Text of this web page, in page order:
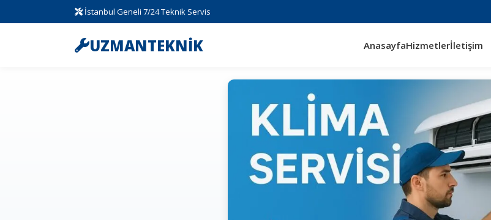
İstanbul Geneli 7/24 Teknik Servis
UZMANTEKNİK AnasayfaHizmetlerİletişim